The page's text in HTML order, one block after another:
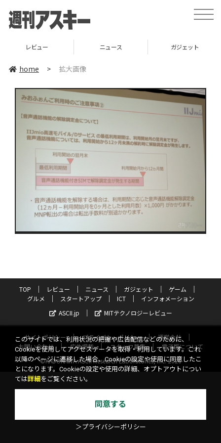
toggle
レビュー ニュース ガジェット
home > 拡大画像
TOP レビュー ニュース ガジェット
ゲーム
グルメ
スタートアップ ICT
インフォメーション
ASCII.jp
MITテクノロジーレビュー
サイトポリシー プライバシーポリシー
運営会社
お問い合わせ
広告掲載 スタッフ募集
電子版について
©KADOKAWA ASCII Research Laboratories, Inc. 2026
このサイトでは、利用状況の把握や広告配信などのために、
Cookieを使用してアクセスデータを取得・利用しています。これ
以降のページに遷移した場合、Cookieの設定や使用に同意したこ
とになります。Cookieの設定や使用の詳細、オプトアウトについ
ては詳細 をご覧ください。
同意する
＞プライバシーポリシー